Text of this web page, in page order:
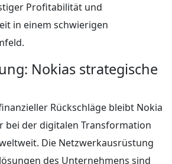
Profitabilität und
in einem schwierigen
Nokias strategische
Rückschläge bleibt Nokia
bei der digitalen Transformation
Die Netzwerkausrüstung
des Unternehmens sind